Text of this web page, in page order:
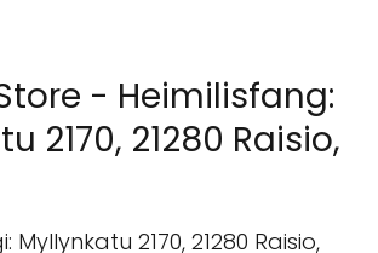
- Heimilisfang:
2170, 21280 Raisio,
Myllynkatu 2170, 21280 Raisio,